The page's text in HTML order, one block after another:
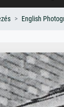
English